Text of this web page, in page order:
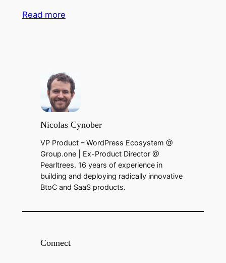
Read more
Nicolas Cynober
VP Product – WordPress Ecosystem @
Group.one | Ex-Product Director @
Pearltrees. 16 years of experience in
building and deploying radically innovative
BtoC and SaaS products.
Connect